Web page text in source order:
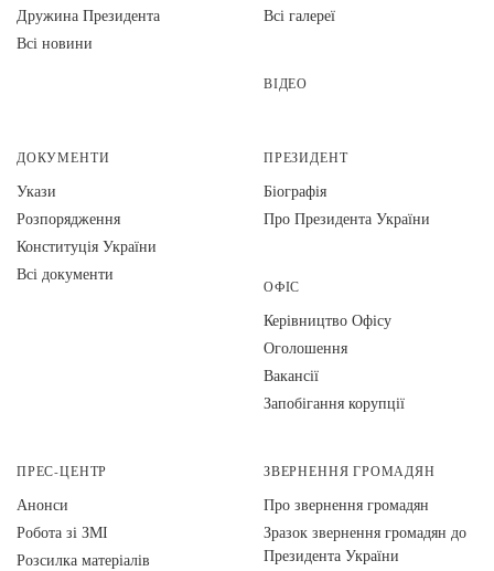
Дружина Президента
Всі новини
Всі галереї
ВІДЕО
ДОКУМЕНТИ
Укази
Розпорядження
Конституція України
Всі документи
ПРЕЗИДЕНТ
Біографія
Про Президента України
ОФІС
Керівництво Офісу
Оголошення
Вакансії
Запобігання корупції
ПРЕС-ЦЕНТР
Анонси
Робота зі ЗМІ
Розсилка матеріалів
ЗВЕРНЕННЯ ГРОМАДЯН
Про звернення громадян
Зразок звернення громадян до
Президента України